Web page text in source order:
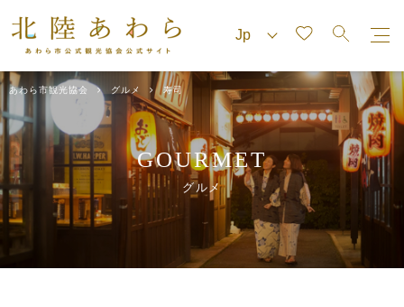
あわら市観光協会 グルメ 寿司
GOURMET
グルメ